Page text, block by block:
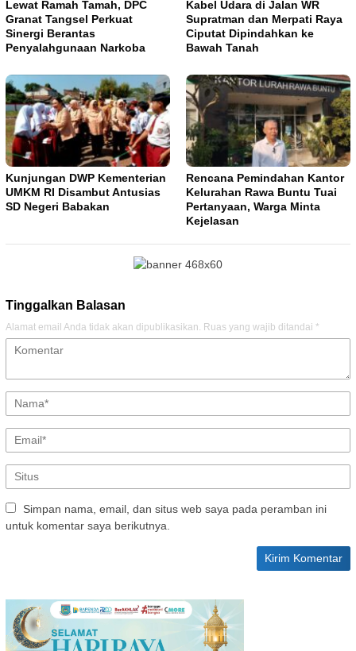
Lewat Ramah Tamah, DPC
Granat Tangsel Perkuat
Sinergi Berantas
Penyalahgunaan Narkoba
Kabel Udara di Jalan WR
Supratman dan Merpati Raya
Ciputat Dipindahkan ke
Bawah Tanah
Kunjungan DWP Kementerian
UMKM RI Disambut Antusias
SD Negeri Babakan
Rencana Pemindahan Kantor
Kelurahan Rawa Buntu Tuai
Pertanyaan, Warga Minta
Kejelasan
Tinggalkan Balasan
Alamat email Anda tidak akan dipublikasikan. Ruas yang wajib ditandai *
Simpan nama, email, dan situs web saya pada peramban ini
untuk komentar saya berikutnya.